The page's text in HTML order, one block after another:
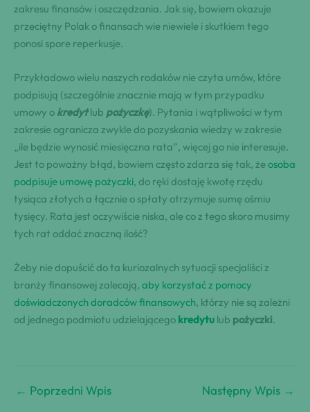
zakresu finansów i oszczędzania. Jak się, bowiem okazuje
przeciętny Polak o finansach wie niewiele i skutkiem tego
ponosi spore reperkusje.
Przykładowo wielu naszych rodaków nie czyta umów, które
podpisują (szczególnie znacznie mają w tym przypadku
umowy o kredytlub pożyczkę). Pytania i wątpliwości w tym
zakresie ogranicza zwykle do pozyskania wiedzy w zakresie
„ile będzie wynosić miesięczna rata”, więcej go nie interesuje.
Jest to poważny błąd, bowiem często zdarza się tak, żeosoba
podpisuje umowę pożyczki, do ręki dostaję kwotę rzędu
tysiąca złotych a łącznie o spłaty otrzymuje sumę ośmiu
tysięcy. Rata jest oczywiście niska, ale co z tego skoro musimy
tych rat oddać znaczną ilość?
Żeby nie dopuścić do ta kuriozalnych sytuacji specjaliści z
branży finansowej zalecają, aby korzystać z pomocy
doświadczonych doradców finansowych, którzy nie są zależni
od jednego podmiotu udzielającego kredytu lub pożyczki.
← Poprzedni Wpis Następny Wpis →